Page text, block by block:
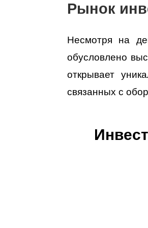
Рынок
Несмотря на
обусловлено
открывает
связанных с